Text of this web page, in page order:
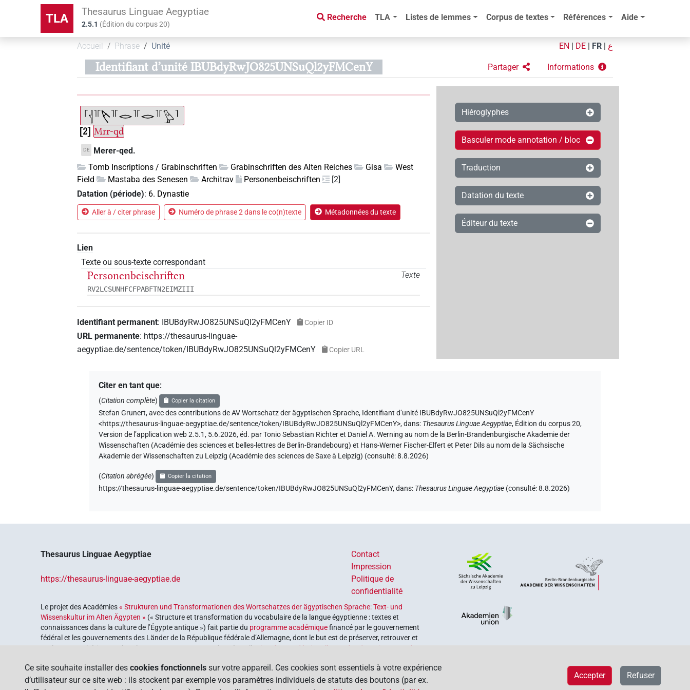
TLA Thesaurus Linguae Aegyptiae
2.5.1 (Édition du corpus20)
Recherche TLA Listes de lemmes Corpus de textes Références Aide
Accueil Phrase Unité EN DE FR ع
Identifiant d’unité IBUBdyRwJO825UNSuQl2yFMCenY Partager Informations
2 Mrr-qd
DE
Merer-qed.
Tomb Inscriptions / Grabinschriften
Grabinschriften des Alten Reiches Gisa
West
Field
Mastaba des Senesen Architrav Personenbeischriften
[2]
Datation (période): 6. Dynastie
Aller à / citer phrase Numéro de phrase 2 dans le co(n)texte Métadonnées du texte
Lien
Texte ou sous-texte correspondant
Texte
Personenbeischriften
RV2LCSUNHFCFPABFTN2EIMZIII
Identifiant permanent: IBUBdyRwJO825UNSuQl2yFMCenY Copier ID
URL permanente: https://thesaurus-linguae-
aegyptiae.de/sentence/token/IBUBdyRwJO825UNSuQl2yFMCenY
Copier URL
Hiéroglyphes
Basculer mode annotation / bloc
Traduction
Datation du texte
Éditeur du texte
Citer en tant que:
(Citation complète) Copier la citation
Stefan Grunert,avec des contributions de AV Wortschatz der ägyptischen Sprache, Identifiant d’unité IBUBdyRwJO825UNSuQl2yFMCenY
<https://thesaurus-linguae-aegyptiae.de/sentence/token/IBUBdyRwJO825UNSuQl2yFMCenY>,dans: Thesaurus Linguae Aegyptiae, Édition du corpus 20,
Version de l’application web 2.5.1, 5.6.2026, éd. par Tonio Sebastian Richter et Daniel A. Werning au nom de la Berlin-Brandenburgische Akademie der
Wissenschaften (Académie des sciences et belles-lettres de Berlin-Brandebourg) et Hans-Werner Fischer-Elfert et Peter Dils au nom de la Sächsische
Akademie der Wissenschaften zu Leipzig (Académie des sciences de Saxe à Leipzig) (consulté:8.8.2026)
(Citation abrégée) Copier la citation
https://thesaurus-linguae-aegyptiae.de/sentence/token/IBUBdyRwJO825UNSuQl2yFMCenY,dans: Thesaurus Linguae Aegyptiae (consulté:8.8.2026)
Thesaurus Linguae Aegyptiae
https://thesaurus-linguae-aegyptiae.de
Contact
Impression
Politique de
confidentialité
Le projet des Académies« Strukturen und Transformationen des Wortschatzes der ägyptischen Sprache: Text- und
Wissenskultur im Alten Ägypten » (« Structure et transformation du vocabulaire de la langue égyptienne : textes et
connaissances dans la culture de l’Égypte antique ») fait partie du programme académiquefinancé par le gouvernement
fédéral et les gouvernements des Länder de la République fédérale d’Allemagne, dont le but est de préserver, retrouver et
explorer notre héritage culturel. Le programme est coordonné par l’ Union des académies allemandes des sciences et des
Ce site souhaite installer des cookies fonctionnels sur votre appareil. Ces cookies sont essentiels à votre expérience
d’utilisateur sur ce site web : ils stockent par exemple vos paramètres individuels de statuts des boutons (par ex.
Refuser
Accepter